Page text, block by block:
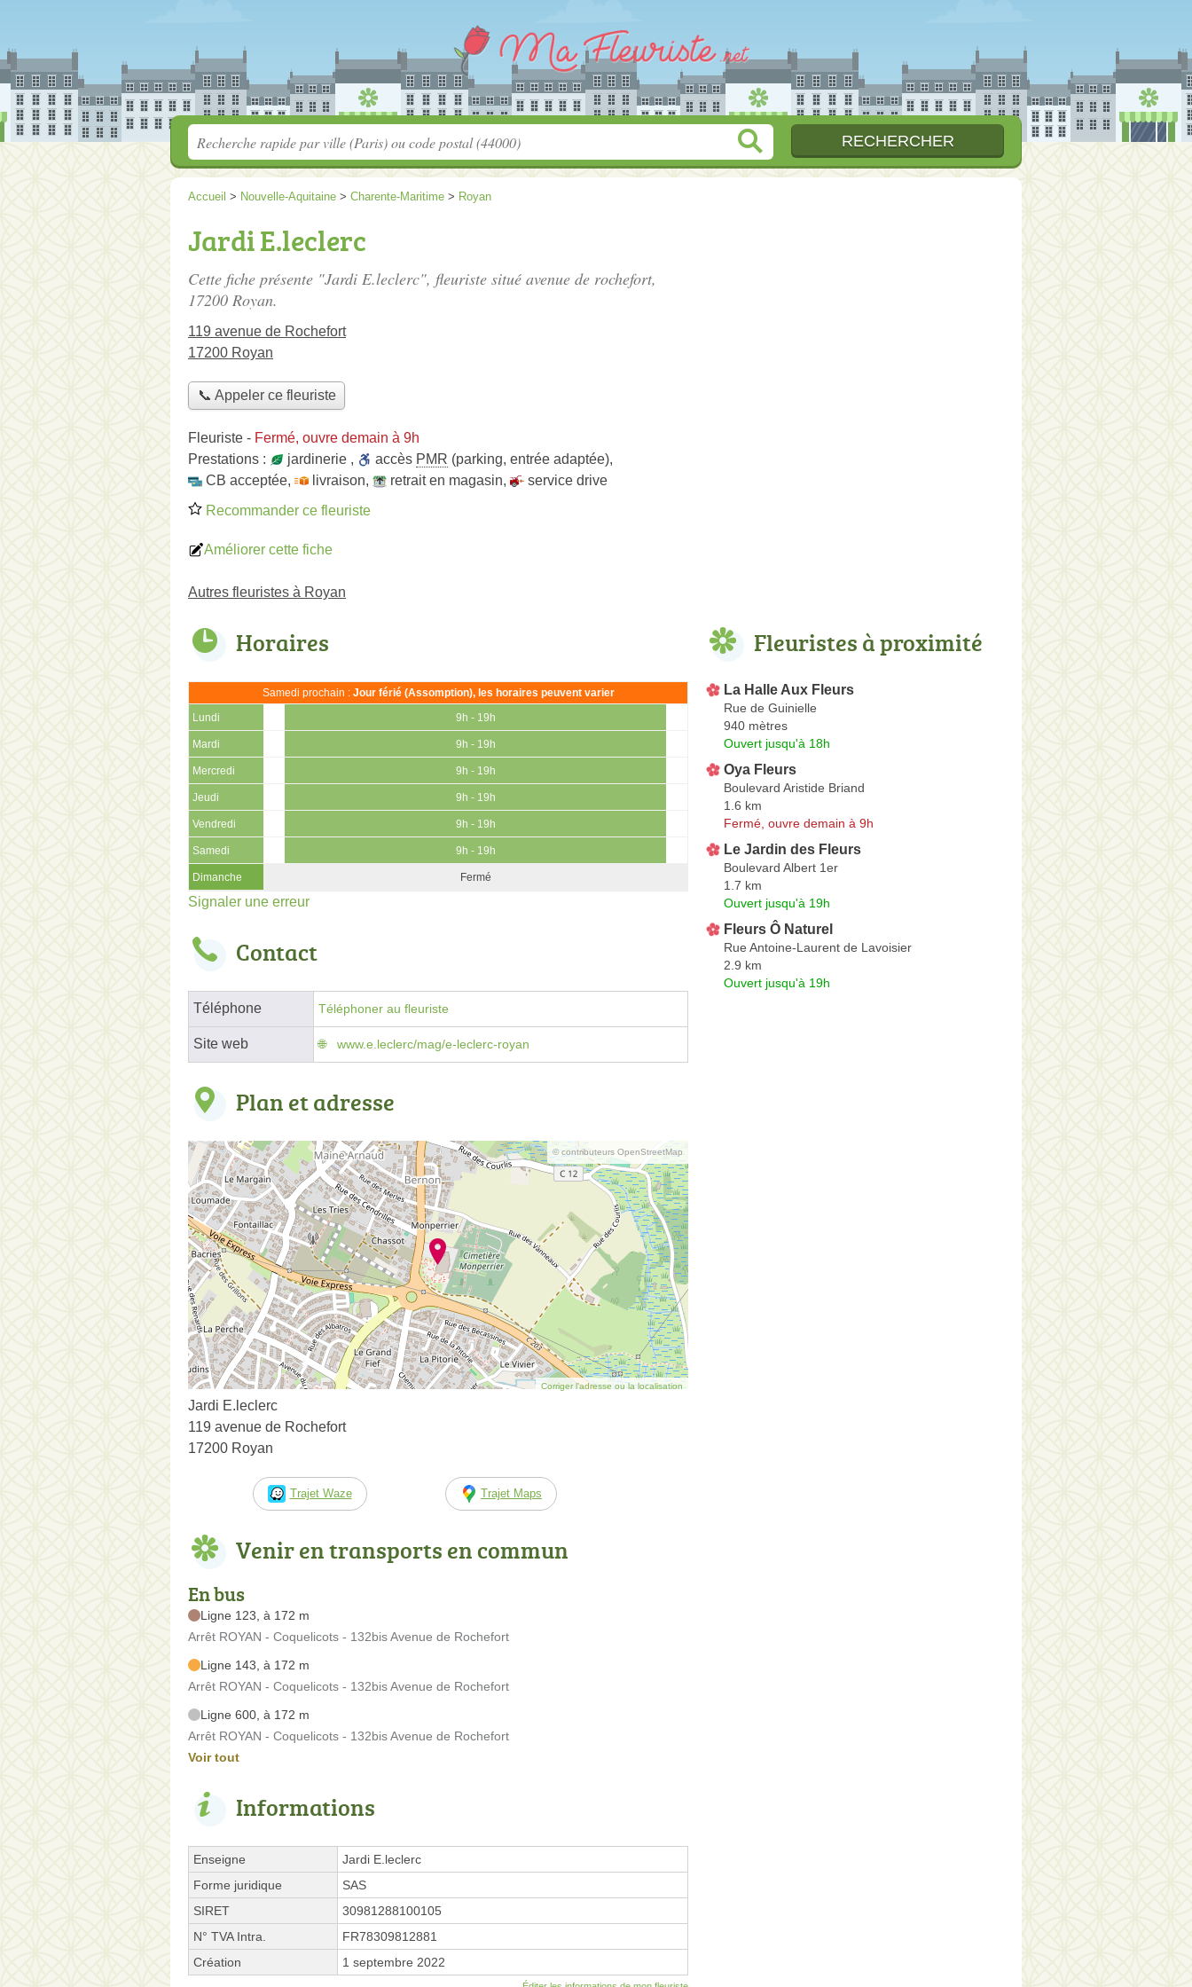
Accueil > Nouvelle-Aquitaine > Charente-Maritime > Royan
Jardi E.leclerc
Cette fiche présente "Jardi E.leclerc", fleuriste situé avenue de rochefort,
17200 Royan.
119 avenue de Rochefort
17200 Royan
📞 Appeler ce fleuriste
Fleuriste - Fermé, ouvre demain à 9h
Prestations :
jardinerie , accès PMR (parking, entrée adaptée),
CB acceptée, livraison, retrait en magasin,
service drive
Recommander ce fleuriste
Améliorer cette fiche
Autres fleuristes à Royan
Horaires
Samedi prochain : Jour férié (Assomption), les horaires peuvent varier
Lundi 9h - 19h
Mardi 9h - 19h
Mercredi 9h - 19h
Jeudi 9h - 19h
Vendredi 9h - 19h
Samedi 9h - 19h
Dimanche Fermé
Signaler une erreur
Contact
Téléphone Téléphoner au fleuriste
Site web www.e.leclerc/mag/e-leclerc-royan
Plan et adresse
© contributeurs OpenStreetMap
Corriger l’adresse ou la localisation
Jardi E.leclerc
119 avenue de Rochefort
17200 Royan
Trajet Waze Trajet Maps
Venir en transports en commun
En bus
Ligne 123, à 172 m
Arrêt ROYAN - Coquelicots - 132bis Avenue de Rochefort
Ligne 143, à 172 m
Arrêt ROYAN - Coquelicots - 132bis Avenue de Rochefort
Ligne 600, à 172 m
Arrêt ROYAN - Coquelicots - 132bis Avenue de Rochefort
Voir tout
Informations
Enseigne
Jardi E.leclerc
Forme juridique
SAS
SIRET
30981288100105
N° TVA Intra.
FR78309812881
Création
1 septembre 2022
Fleuristes à proximité
La Halle Aux Fleurs
Rue de Guinielle
940 mètres
Ouvert jusqu'à 18h
Oya Fleurs
Boulevard Aristide Briand
1.6 km
Fermé, ouvre demain à 9h
Le Jardin des Fleurs
Boulevard Albert 1er
1.7 km
Ouvert jusqu'à 19h
Fleurs Ô Naturel
Rue Antoine-Laurent de Lavoisier
2.9 km
Ouvert jusqu'à 19h